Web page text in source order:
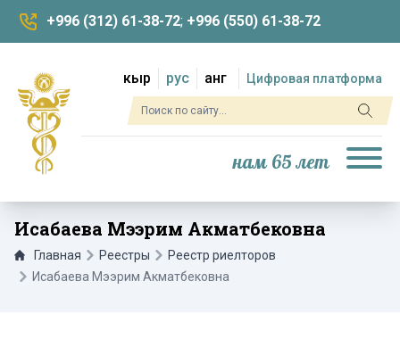
+996 (312) 61-38-72; +996 (550) 61-38-72
кыр рус анг Цифровая платформа
нам 65 лет
Исабаева Мээрим Акматбековна
Главная Реестры
Реестр риелторов
Исабаева Мээрим Акматбековна